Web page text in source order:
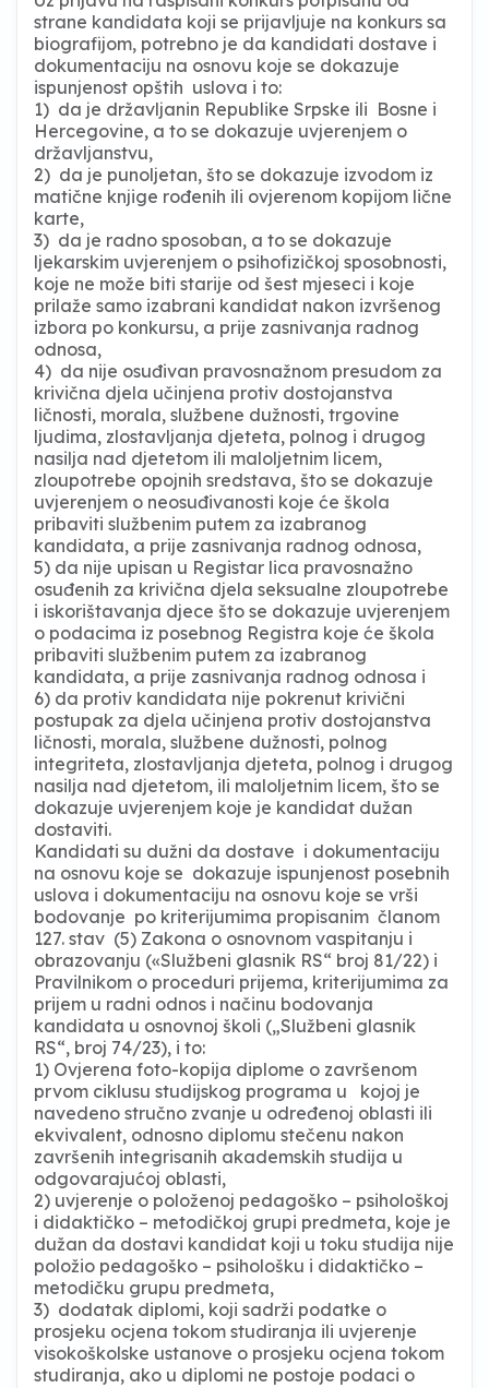
strane kandidata koji se prijavljuje na konkurs sa
biografijom, potrebno je da kandidati dostave i
dokumentaciju na osnovu koje se dokazuje
ispunjenost opštih uslova i to:
1) da je državljanin Republike Srpske ili Bosne i
Hercegovine, a to se dokazuje uvjerenjem o
državljanstvu,
2) da je punoljetan, što se dokazuje izvodom iz
matične knjige rođenih ili ovjerenom kopijom lične
karte,
3) da je radno sposoban, a to se dokazuje
ljekarskim uvjerenjem o psihofizičkoj sposobnosti,
koje ne može biti starije od šest mjeseci i koje
prilaže samo izabrani kandidat nakon izvršenog
izbora po konkursu, a prije zasnivanja radnog
odnosa,
4) da nije osuđivan pravosnažnom presudom za
krivična djela učinjena protiv dostojanstva
ličnosti, morala, službene dužnosti, trgovine
ljudima, zlostavljanja djeteta, polnog i drugog
nasilja nad djetetom ili maloljetnim licem,
zloupotrebe opojnih sredstava, što se dokazuje
uvjerenjem o neosuđivanosti koje će škola
pribaviti službenim putem za izabranog
kandidata, a prije zasnivanja radnog odnosa,
5) da nije upisan u Registar lica pravosnažno
osuđenih za krivična djela seksualne zloupotrebe
i iskorištavanja djece što se dokazuje uvjerenjem
o podacima iz posebnog Registra koje će škola
pribaviti službenim putem za izabranog
kandidata, a prije zasnivanja radnog odnosa i
6) da protiv kandidata nije pokrenut krivični
postupak za djela učinjena protiv dostojanstva
ličnosti, morala, službene dužnosti, polnog
integriteta, zlostavljanja djeteta, polnog i drugog
nasilja nad djetetom, ili maloljetnim licem, što se
dokazuje uvjerenjem koje je kandidat dužan
dostaviti.
Kandidati su dužni da dostave i dokumentaciju
na osnovu koje se dokazuje ispunjenost posebnih
uslova i dokumentaciju na osnovu koje se vrši
bodovanje po kriterijumima propisanim članom
127. stav (5) Zakona o osnovnom vaspitanju i
obrazovanju («Službeni glasnik RS“ broj 81/22) i
Pravilnikom o proceduri prijema, kriterijumima za
prijem u radni odnos i načinu bodovanja
kandidata u osnovnoj školi („Službeni glasnik
RS“, broj 74/23), i to:
1) Ovjerena foto-kopija diplome o završenom
prvom ciklusu studijskog programa u kojoj je
navedeno stručno zvanje u određenoj oblasti ili
ekvivalent, odnosno diplomu stečenu nakon
završenih integrisanih akademskih studija u
odgovarajućoj oblasti,
2) uvjerenje o položenoj pedagoško – psihološkoj
i didaktičko – metodičkoj grupi predmeta, koje je
dužan da dostavi kandidat koji u toku studija nije
položio pedagoško – psihološku i didaktičko –
metodičku grupu predmeta,
3) dodatak diplomi, koji sadrži podatke o
prosjeku ocjena tokom studiranja ili uvjerenje
visokoškolske ustanove o prosjeku ocjena tokom
studiranja, ako u diplomi ne postoje podaci o